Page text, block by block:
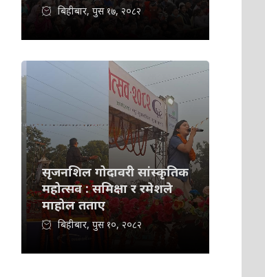
बिहीबार, पुस १७, २०८२
सृजनशिल गोदावरी सांस्कृतिक
महोत्सव : समिक्षा र रमेशले
माहोल तताए
बिहीबार, पुस १०, २०८२